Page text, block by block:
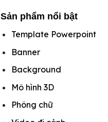
Sản phẩm nổi bật
Template Powerpoint
Banner
Background
Mô hình 3D
Phông chữ